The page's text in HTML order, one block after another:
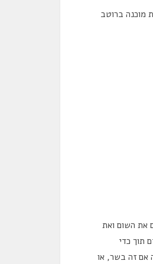
את השום ואת
תוך כדי
אם זה בשר, או